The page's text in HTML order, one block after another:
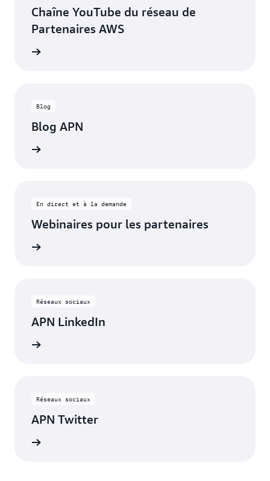
Chaîne YouTube du réseau de
Partenaires AWS
Blog
Blog APN
En direct et à la demande
Webinaires pour les partenaires
Réseaux sociaux
APN LinkedIn
Réseaux sociaux
APN Twitter